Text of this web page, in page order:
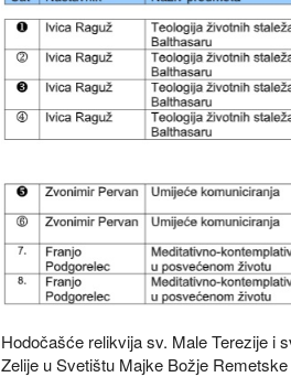
Hodočašće relikvija sv. Male Terezije i
Zelije u Svetištu Majke Božje Remetske